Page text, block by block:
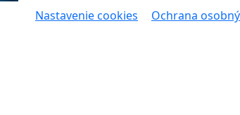
Nastavenie cookies
Ochrana